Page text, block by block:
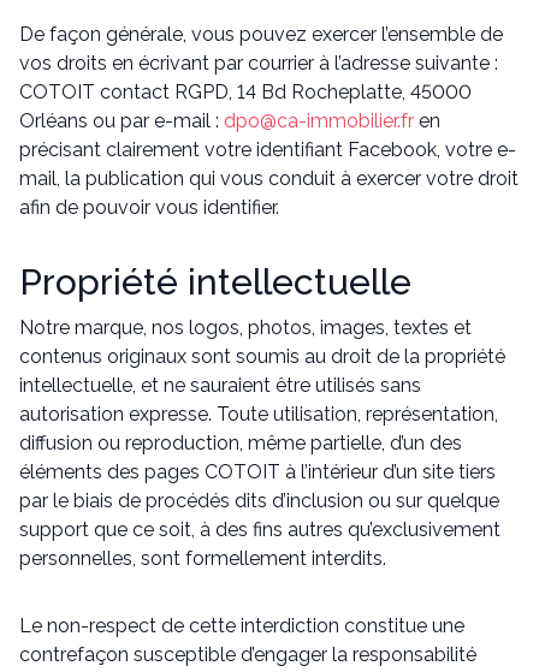
De façon générale, vous pouvez exercer l’ensemble de
vos droits en écrivant par courrier à l’adresse suivante :
COTOIT contact RGPD, 14 Bd Rocheplatte, 45000
Orléans ou par e-mail : dpo@ca-immobilier.fr en
précisant clairement votre identifiant Facebook, votre e-
mail, la publication qui vous conduit à exercer votre droit
afin de pouvoir vous identifier.
Propriété intellectuelle
Notre marque, nos logos, photos, images, textes et
contenus originaux sont soumis au droit de la propriété
intellectuelle, et ne sauraient être utilisés sans
autorisation expresse. Toute utilisation, représentation,
diffusion ou reproduction, même partielle, d’un des
éléments des pages COTOIT à l’intérieur d’un site tiers
par le biais de procédés dits d’inclusion ou sur quelque
support que ce soit, à des fins autres qu’exclusivement
personnelles, sont formellement interdits.
Le non-respect de cette interdiction constitue une
contrefaçon susceptible d’engager la responsabilité